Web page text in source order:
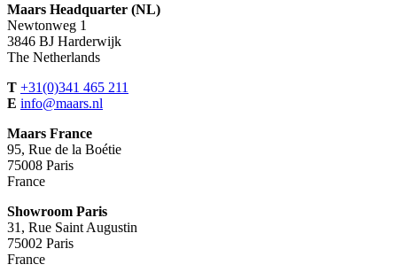
Maars Headquarter (NL)
Newtonweg 1
3846 BJ Harderwijk
The Netherlands
T +31(0)341 465 211
E info@maars.nl
Maars France
95, Rue de la Boétie
75008 Paris
France
Showroom Paris
31, Rue Saint Augustin
75002 Paris
France